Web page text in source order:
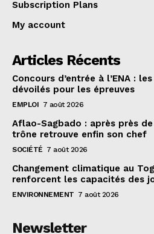
Subscription Plans
My account
Articles Récents
Concours d’entrée à l’ENA :
dévoilés pour les épreuves
EMPLOI 7 août 2026
Aflao-Sagbado : après près
trône retrouve enfin son chef
SOCIÉTÉ 7 août 2026
Changement climatique au
renforcent les capacités des
ENVIRONNEMENT 7 août 2026
Newsletter